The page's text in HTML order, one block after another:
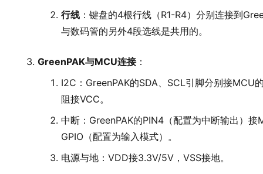
行线 ：键盘的4根行线（R1-R4）分别连接到
与数码管的另外4段选线是共用的。
GreenPAK与MCU连接：
I2C：GreenPAK的SDA、SCL引脚分别接MCU
阻接VCC。
中断：GreenPAK的PIN4（配置为中断输出）
GPIO（配置为输入模式）。
电源与地：VDD接3.3V/5V，VSS接地。